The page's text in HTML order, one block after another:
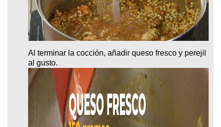
Al terminar la cocción, añadir queso fresco y perejil
al gusto.